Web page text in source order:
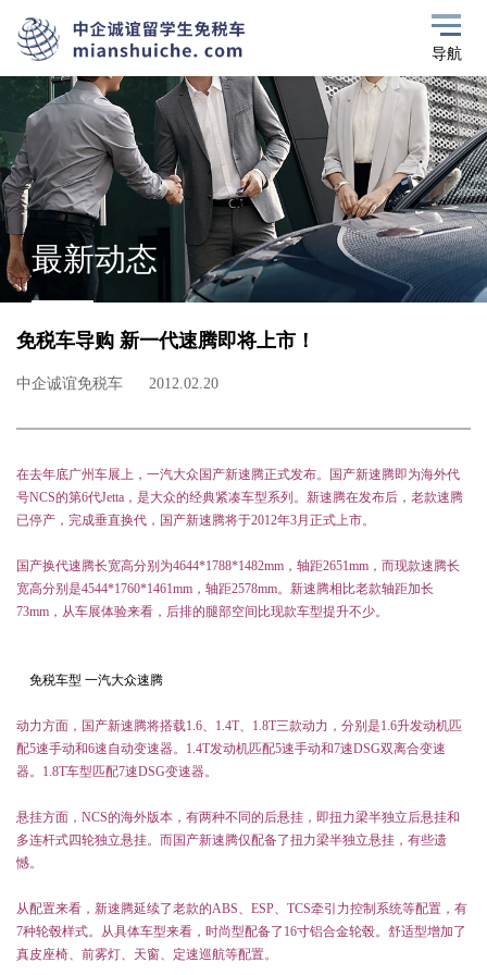
导航
最新动态
免税车导购 新一代速腾即将上市！
中企诚谊免税车 2012.02.20
在去年底广州车展上， 一汽大众国产新速腾正式发布。国产新速腾即为海外代
号NCS的第6代Jetta，是大众的经典紧凑车型系列。新速腾在发布后，老款速腾
已停产，完成垂直换代，国产新速腾将于2012年3月正式上市。
国产换代速腾长宽高分别为4644*1788*1482mm， 轴距2651mm，而现款速腾长
宽高分别是4544*1760*1461mm，轴距2578mm。新速腾相比老款轴距加长
73mm，从车展体验来看，后排的腿部空间比现款车型提升不少。
免税车型 一汽大众速腾
动力方面，国产新速腾将搭载1.6、 1.4T、 1.8T三款动力，分别是1.6升发动机匹
配5速手动和6速自动变速器。 1.4T发动机匹配5速手动和7速DSG双离合变速
器。 1.8T车型匹配7速DSG变速器。
悬挂方面， NCS的海外版本，有两种不同的后悬挂，即扭力梁半独立后悬挂和
多连杆式四轮独立悬挂。而国产新速腾仅配备了扭力梁半独立悬挂，有些遗
憾。
从配置来看，新速腾延续了老款的ABS、 ESP、 TCS牵引力控制 系统等配置，有
7种轮毂样式。从具体车型来看，时尚型配备了 16寸铝合金轮毂。舒适型增加了
真皮座椅、 前雾灯、天窗、 定速巡航等配置。